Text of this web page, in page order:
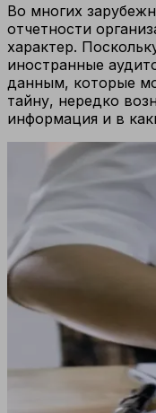
Во многих
отчетности
характер.
иностранные
данным, которые
тайну, нередко
информация и в